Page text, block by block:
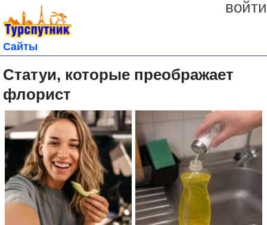
войти
Сайты
Статуи, которые преображает
флорист